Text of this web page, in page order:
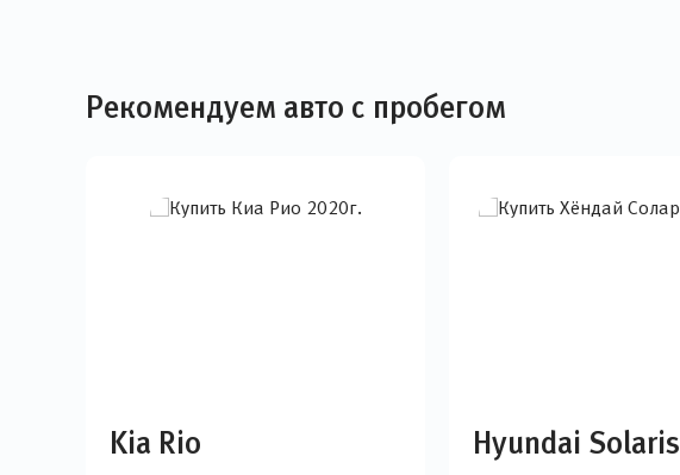
Рекомендуем авто с пробегом
Kia Rio Hyundai Solaris